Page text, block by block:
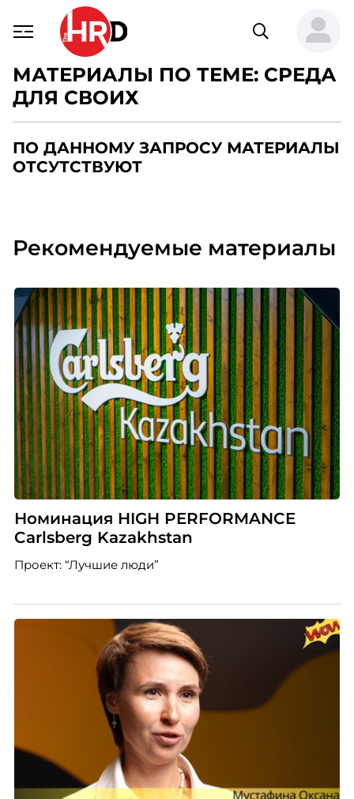
МАТЕРИАЛЫ ПО ТЕМЕ: СРЕДА
ДЛЯ СВОИХ
ПО ДАННОМУ ЗАПРОСУ МАТЕРИАЛЫ
ОТСУТСТВУЮТ
Рекомендуемые материалы
Номинация HIGH PERFORMANCE
Carlsberg Kazakhstan
Проект: “Лучшие люди”